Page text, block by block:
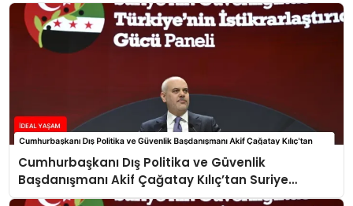
Cumhurbaşkanı Dış Politika ve Güvenlik
Başdanışmanı Akif Çağatay Kılıç’tan Suriye
Panelinde Önemli Açıklamalar